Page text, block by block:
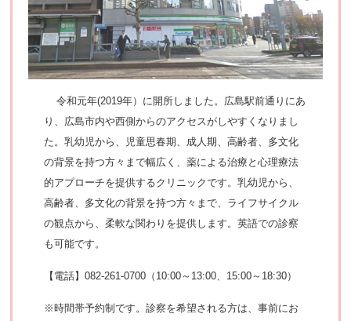
令和元年(2019年）に開所しました。広島駅前通りにあ
り、広島市内や西側からのアクセスがしやすくなりまし
た。乳幼児から、児童思春期、成人期、高齢者、多文化
の背景を持つ方々まで幅広く、薬による治療と心理療法
的アプローチを提供するクリニックです。乳幼児から、
高齢者、多文化の背景を持つ方々まで、ライフサイクル
の観点から、柔軟な関わりを提供します。英語での診察
も可能です。
【電話】082-261-0700（10:00～13:00、15:00～18:30）
※時間帯予約制です。診察を希望される方は、事前にお